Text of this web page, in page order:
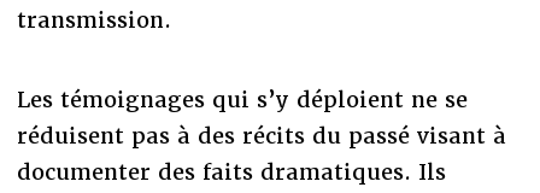
transmission.
Les témoignages qui s’y déploient ne se
réduisent pas à des récits du passé visant à
documenter des faits dramatiques. Ils